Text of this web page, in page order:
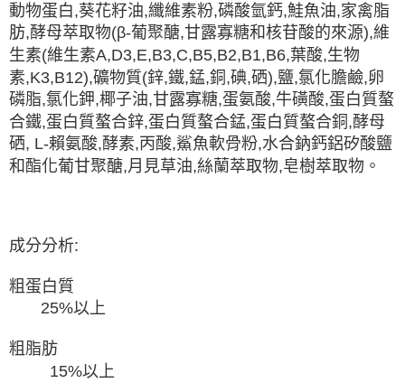
動物蛋白,葵花籽油,纖維素粉,磷酸氫鈣,鮭魚油,家禽脂
肪,酵母萃取物(β-葡聚醣,甘露寡糖和核苷酸的來源),維
生素(維生素A,D3,E,B3,C,B5,B2,B1,B6,葉酸,生物
素,K3,B12),礦物質(鋅,鐵,錳,銅,碘,硒),鹽,氯化膽鹼,卵
磷脂,氯化鉀,椰子油,甘露寡糖,蛋氨酸,牛磺酸,蛋白質螯
合鐵,蛋白質螯合鋅,蛋白質螯合錳,蛋白質螯合銅,酵母
硒, L-賴氨酸,酵素,丙酸,鯊魚軟骨粉,水合鈉鈣​​鋁矽酸鹽
和酯化葡甘聚醣,月見草油,絲蘭萃取物,皂樹萃取物。
成分分析:
粗蛋白質
25%以上
粗脂肪
15%以上